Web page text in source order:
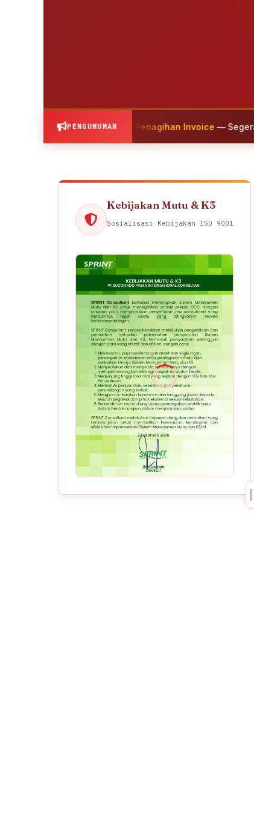
PENGUMUMAN
Uang Muka & Penagihan Invoice— Segera
Kebijakan Mutu & K3
Sosialisasi Kebijakan ISO 9001